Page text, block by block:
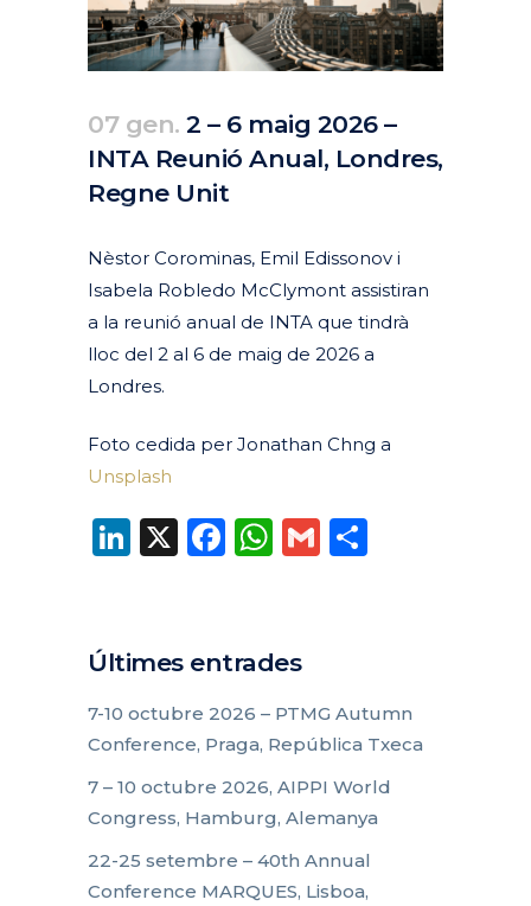
07 gen. 2 – 6 maig 2026 –
INTA Reunió Anual, Londres,
Regne Unit
Nèstor Corominas, Emil Edissonov i
Isabela Robledo McClymont assistiran
a la reunió anual de INTA que tindrà
lloc del 2 al 6 de maig de 2026 a
Londres.
Foto cedida per Jonathan Chng a
Unsplash
LinkedIn
X Facebook
WhatsApp
Gmail
Últimes entrades
7-10 octubre 2026 – PTMG Autumn
Conference, Praga, República Txeca
7 – 10 octubre 2026, AIPPI World
Congress, Hamburg, Alemanya
22-25 setembre – 40th Annual
Conference MARQUES, Lisboa,